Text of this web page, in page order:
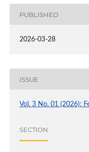
PUBLISHED
2026-03-28
ISSUE
Vol. 3 No. 01 (2026):
SECTION